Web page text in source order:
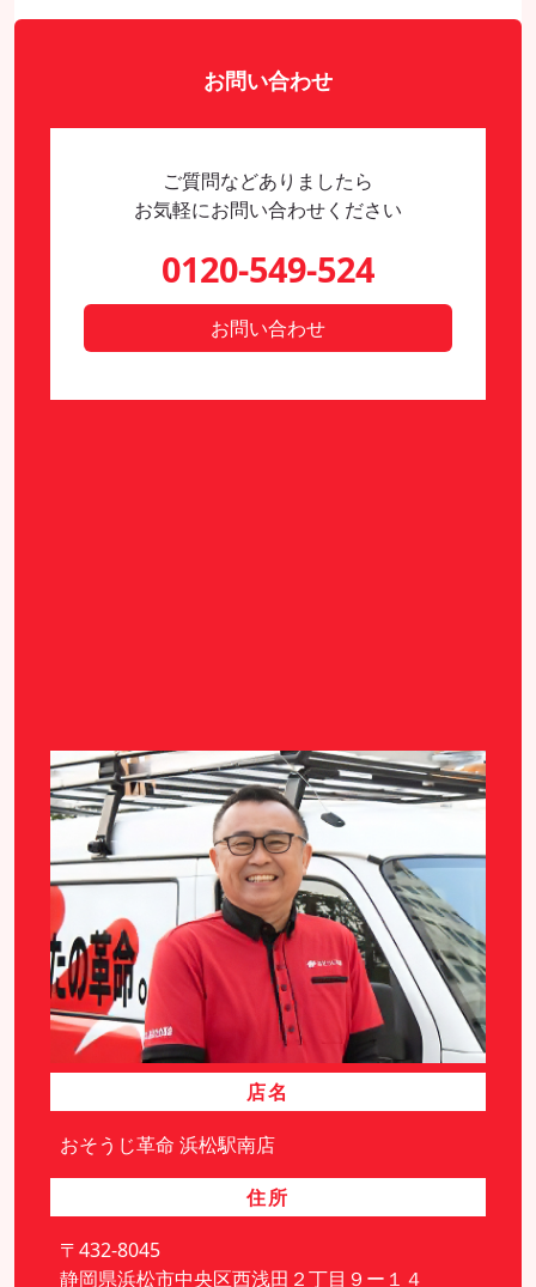
お問い合わせ
ご質問などありましたら
お気軽にお問い合わせください
0120-549-524
お問い合わせ
店名
おそうじ革命 浜松駅南店
住所
〒432-8045
静岡県浜松市中央区西浅田２丁目９ー１４